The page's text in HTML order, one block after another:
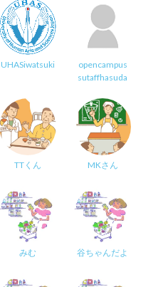
UHASiwatsuki
opencampus
sutaffhasuda
TTくん MKさん
みむ 谷ちゃんだよ